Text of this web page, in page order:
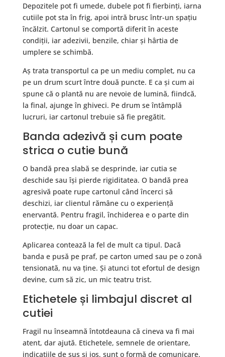
Depozitele pot fi umede, dubele pot fi fierbinți, iarna
cutiile pot sta în frig, apoi intră brusc într-un spațiu
încălzit. Cartonul se comportă diferit în aceste
condiții, iar adezivii, benzile, chiar și hârtia de
umplere se schimbă.
Aș trata transportul ca pe un mediu complet, nu ca
pe un drum scurt între două puncte. E ca și cum ai
spune că o plantă nu are nevoie de lumină, fiindcă,
la final, ajunge în ghiveci. Pe drum se întâmplă
lucruri, iar cartonul trebuie să fie pregătit.
Banda adezivă și cum poate
strica o cutie bună
O bandă prea slabă se desprinde, iar cutia se
deschide sau își pierde rigiditatea. O bandă prea
agresivă poate rupe cartonul când încerci să
deschizi, iar clientul rămâne cu o experiență
enervantă. Pentru fragil, închiderea e o parte din
protecție, nu doar un capac.
Aplicarea contează la fel de mult ca tipul. Dacă
banda e pusă pe praf, pe carton umed sau pe o zonă
tensionată, nu va ține. Și atunci tot efortul de design
devine, cum să zic, un mic teatru trist.
Etichetele și limbajul discret al
cutiei
Fragil nu înseamnă întotdeauna că cineva va fi mai
atent, dar ajută. Etichetele, semnele de orientare,
indicațiile de sus și jos, sunt o formă de comunicare.